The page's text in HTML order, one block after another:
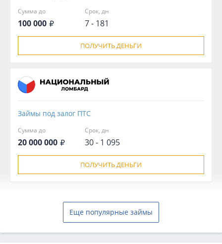
Сумма до
100 000
Срок, дн
7 - 181
ПОЛУЧИТЬ ДЕНЬГИ
Займы под залог ПТС
Сумма до
20 000 000
Срок, дн
30 - 1 095
ПОЛУЧИТЬ ДЕНЬГИ
Еще популярные займы